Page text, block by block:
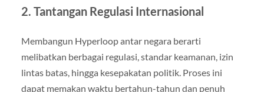
2. Tantangan Regulasi Internasional
Membangun Hyperloop antar negara berarti
melibatkan berbagai regulasi, standar keamanan, izin
lintas batas, hingga kesepakatan politik. Proses ini
dapat memakan waktu bertahun-tahun dan penuh